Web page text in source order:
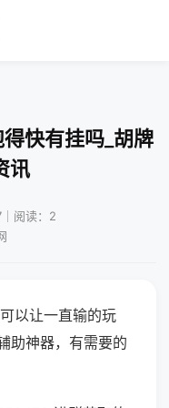
快有挂吗_胡牌
讯
阅读：2
以让一直输的玩
助神器，有需要的